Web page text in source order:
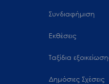
Συνδιαφήμιση
Εκθέσεις
Ταξίδια
Δημόσιες Σχέσεις